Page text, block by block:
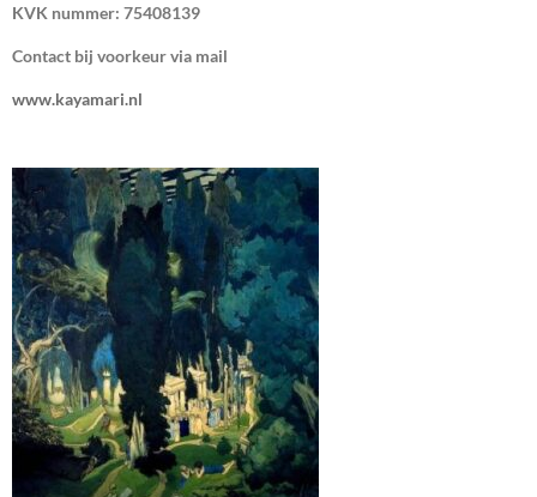
KVK nummer: 75408139
Contact bij voorkeur via mail
www.kayamari.nl